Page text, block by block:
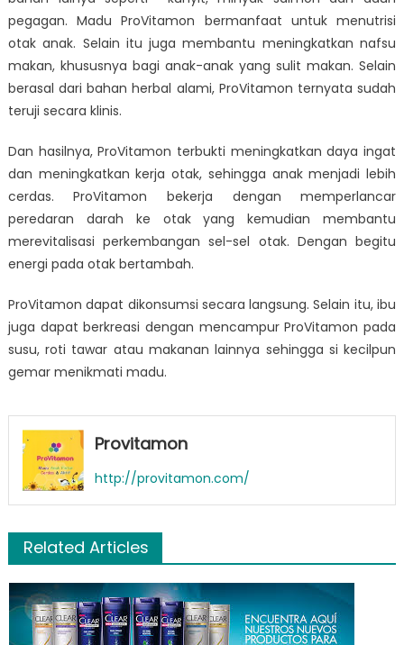
pegagan. Madu ProVitamon bermanfaat untuk menutrisi
otak anak. Selain itu juga membantu meningkatkan nafsu
makan, khususnya bagi anak-anak yang sulit makan. Selain
berasal dari bahan herbal alami, ProVitamon ternyata sudah
teruji secara klinis.
Dan hasilnya, ProVitamon terbukti meningkatkan daya ingat
dan meningkatkan kerja otak, sehingga anak menjadi lebih
cerdas. ProVitamon bekerja dengan memperlancar
peredaran darah ke otak yang kemudian membantu
merevitalisasi perkembangan sel-sel otak. Dengan begitu
energi pada otak bertambah.
ProVitamon dapat dikonsumsi secara langsung. Selain itu, ibu
juga dapat berkreasi dengan mencampur ProVitamon pada
susu, roti tawar atau makanan lainnya sehingga si kecilpun
gemar menikmati madu.
Provitamon
http://provitamon.com/
Related Articles